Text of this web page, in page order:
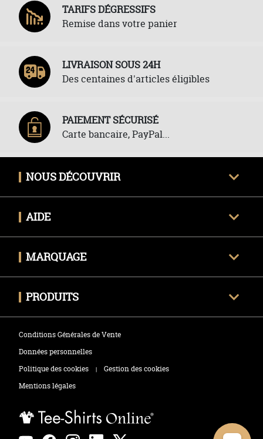
TARIFS DÉGRESSIFS
Remise dans votre panier
LIVRAISON SOUS 24H
Des centaines d'articles éligibles
PAIEMENT SÉCURISÉ
Carte bancaire, PayPal...
NOUS DÉCOUVRIR
Nous contacter
AIDE
Politique des retours
MARQUAGE
Zones de marquage
PRODUITS
Polos
Sweats
Conditions Générales de Vente
Données personnelles
Politique des cookies
|
Gestion des cookies
Mentions légales